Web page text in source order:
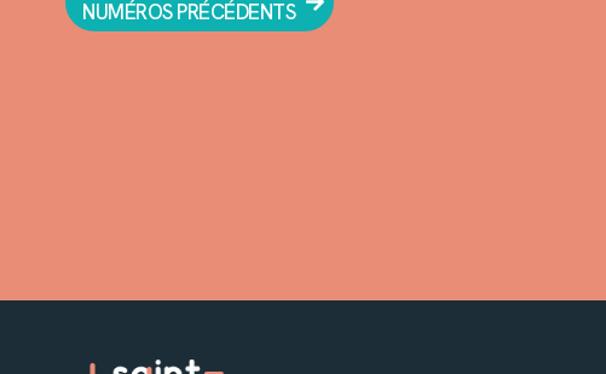
NUMÉROS PRÉCÉDENTS